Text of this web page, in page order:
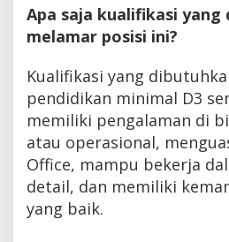
Apa saja kualifikasi
melamar posisi ini?
Kualifikasi yang
pendidikan minimal D3
memiliki pengalaman di
atau operasional,
Office, mampu bekerja
detail, dan memiliki
yang baik.